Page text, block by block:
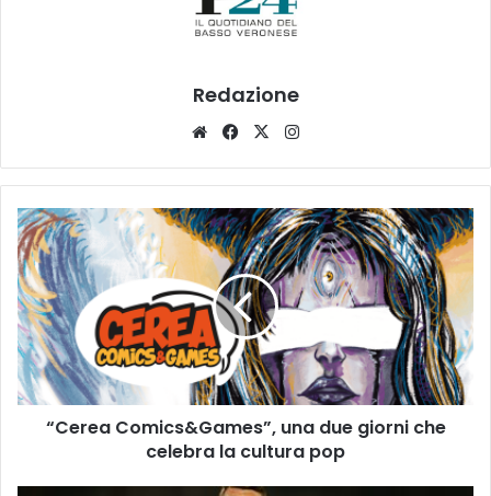
Redazione
WebsiteFacebook
X
“Cerea
Comics&Games”,
una
due
giorni
che
celebra
la
cultura
“Cerea Comics&Games”, una due giorni che
celebra la cultura pop